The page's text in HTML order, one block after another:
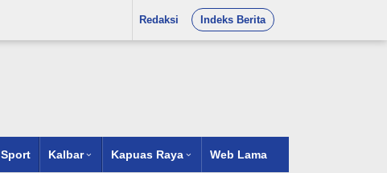
Redaksi Indeks Berita
Sport Kalbar Kapuas Raya Web Lama